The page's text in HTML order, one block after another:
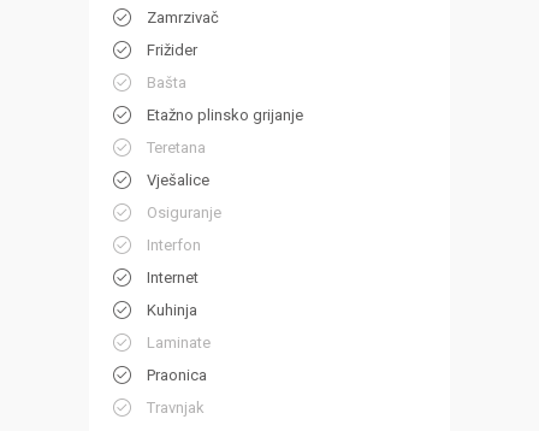
Zamrzivač
Frižider
Bašta
Etažno plinsko grijanje
Teretana
Vješalice
Osiguranje
Interfon
Internet
Kuhinja
Laminate
Praonica
Travnjak